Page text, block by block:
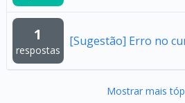
1
respostas
[Sugestão] Erro no
Mostrar mais